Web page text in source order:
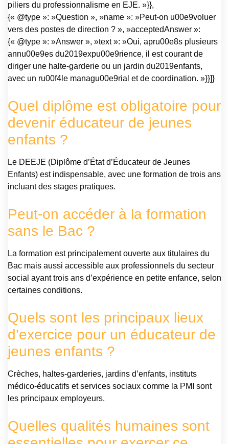
piliers du professionnalisme en EJE. »}},
{« @type »: »Question », »name »: »Peut-on u00e9voluer
vers des postes de direction ? », »acceptedAnswer »:
{« @type »: »Answer », »text »: »Oui, apru00e8s plusieurs
annu00e9es du2019expu00e9rience, il est courant de
diriger une halte-garderie ou un jardin du2019enfants,
avec un ru00f4le managu00e9rial et de coordination. »}}]}
Quel diplôme est obligatoire pour
devenir éducateur de jeunes
enfants ?
Le DEEJE (Diplôme d’État d’Éducateur de Jeunes
Enfants) est indispensable, avec une formation de trois ans
incluant des stages pratiques.
Peut-on accéder à la formation
sans le Bac ?
La formation est principalement ouverte aux titulaires du
Bac mais aussi accessible aux professionnels du secteur
social ayant trois ans d’expérience en petite enfance, selon
certaines conditions.
Quels sont les principaux lieux
d’exercice pour un éducateur de
jeunes enfants ?
Crèches, haltes-garderies, jardins d’enfants, instituts
médico-éducatifs et services sociaux comme la PMI sont
les principaux employeurs.
Quelles qualités humaines sont